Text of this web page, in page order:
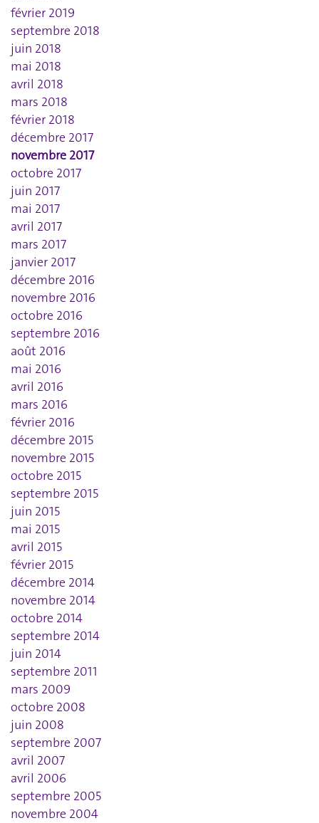
février 2019
septembre 2018
juin 2018
mai 2018
avril 2018
mars 2018
février 2018
décembre 2017
novembre 2017
octobre 2017
juin 2017
mai 2017
avril 2017
mars 2017
janvier 2017
décembre 2016
novembre 2016
octobre 2016
septembre 2016
août 2016
mai 2016
avril 2016
mars 2016
février 2016
décembre 2015
novembre 2015
octobre 2015
septembre 2015
juin 2015
mai 2015
avril 2015
février 2015
décembre 2014
novembre 2014
octobre 2014
septembre 2014
juin 2014
septembre 2011
mars 2009
octobre 2008
juin 2008
septembre 2007
avril 2007
avril 2006
septembre 2005
novembre 2004